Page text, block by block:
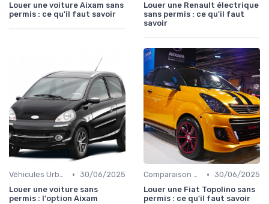
Louer une voiture Aixam sans
permis : ce qu'il faut savoir
Louer une Renault électrique
sans permis : ce qu'il faut
savoir
Véhicules Urbains • 30/06/2025
Louer une voiture sans
permis : l'option Aixam
Comparaison des Modèles • 30/06/2025
Louer une Fiat Topolino sans
permis : ce qu'il faut savoir